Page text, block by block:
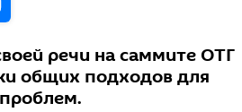
речи на саммите ОТГ
общих подходов для